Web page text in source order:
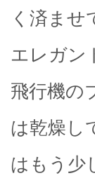
く済ませ
エレガン
飛行機の
は乾燥し
はもう少